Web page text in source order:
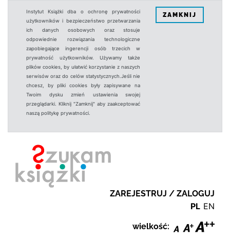
Instytut Książki dba o ochronę prywatności
użytkowników i bezpieczeństwo przetwarzania
ich danych osobowych oraz stosuje
odpowiednie rozwiązania technologiczne
zapobiegające ingerencji osób trzecich w
prywatność użytkowników. Używamy także
plików cookies, by ułatwić korzystanie z naszych
serwisów oraz do celów statystycznych.Jeśli nie
chcesz, by pliki cookies były zapisywane na
Twoim dysku zmień ustawienia swojej
przeglądarki. Kliknij "Zamknij" aby zaakceptować
naszą politykę prywatności.
ZAMKNIJ
ZAREJESTRUJ / ZALOGUJ
PL EN
wielkość: